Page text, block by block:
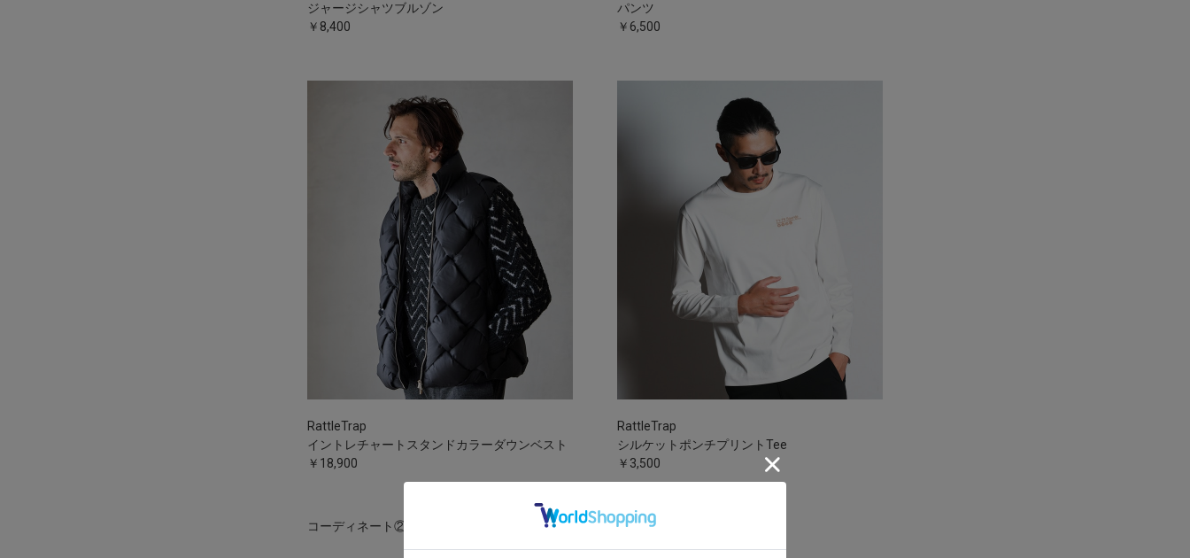
ジャージシャツブルゾン
￥8,400
パンツ
￥6,500
RattleTrap
イントレチャートスタンドカラーダウンベスト
￥18,900
RattleTrap
シルケットポンチプリントTee
￥3,500
コーディネート②